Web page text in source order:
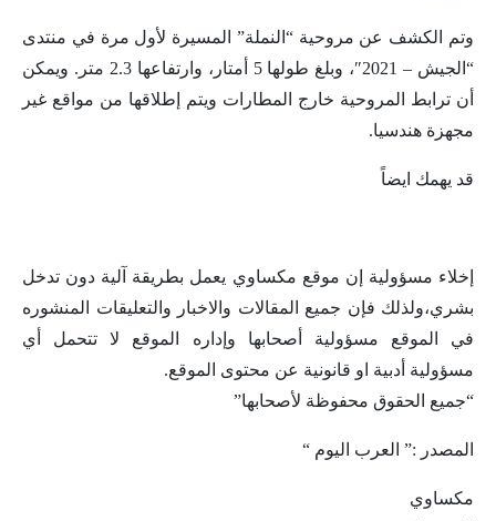
وتم الكشف عن مروحية “النملة” المسيرة لأول مرة في منتدى
“الجيش – 2021″، وبلغ طولها 5 أمتار، وارتفاعها 2.3 متر. ويمكن
أن ترابط المروحية خارج المطارات ويتم إطلاقها من مواقع غير
مجهزة هندسيا.
قد يهمك ايضاً
إخلاء مسؤولية إن موقع مكساوي يعمل بطريقة آلية دون تدخل
بشري،ولذلك فإن جميع المقالات والاخبار والتعليقات المنشوره
في الموقع مسؤولية أصحابها وإداره الموقع لا تتحمل أي
مسؤولية أدبية او قانونية عن محتوى الموقع.
“جميع الحقوق محفوظة لأصحابها”
المصدر :” العرب اليوم “
مكساوي